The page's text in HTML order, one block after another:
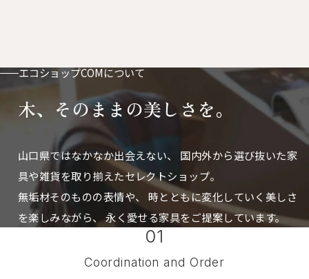
掛け時計としても使えます。
エコショップCOMについて
木、そのままの美しさを。
山口県ではなかなか出会えない、
国内外から選び抜いた家
具や雑貨を取り揃えたセレクトショップ。
無垢材そのものの表情や、 時とともに変化していく美しさ
を楽しみながら、永く愛せる家具をご提案しています。
01
Coordination and Order